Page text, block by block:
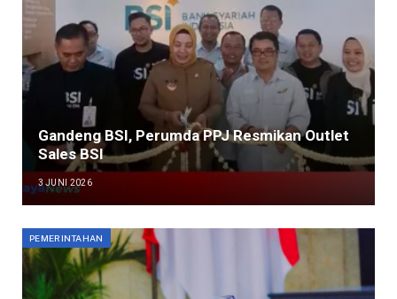
Gandeng BSI, Perumda PPJ Resmikan Outlet
Sales BSI
3 JUNI 2026
PEMERINTAHAN